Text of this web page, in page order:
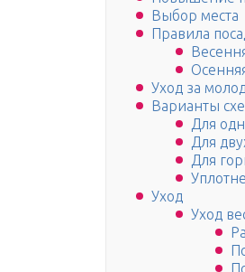
Выбор места
Правила
Уход за
Варианты
Для
Для
Для
Уход